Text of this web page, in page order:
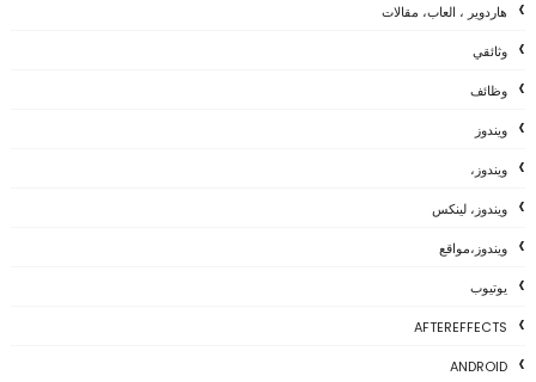
هاردوير ، العاب، مقالات
وثائقي
وظائف
ويندوز
ويندوز،
ويندوز، لينكس
ويندوز،مواقع
يوتيوب
AFTEREFFECTS
ANDROID